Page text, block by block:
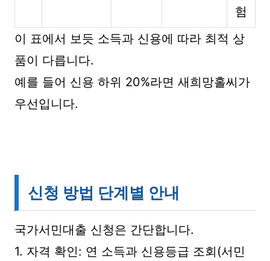
험
이 표에서 보듯 소득과 신용에 따라 최적 상
품이 다릅니다.
예를 들어 신용 하위 20%라면 새희망홀씨가
우선입니다.
신청 방법 단계별 안내
국가서민대출 신청은 간단합니다.
1. 자격 확인: 연 소득과 신용등급 조회(서민